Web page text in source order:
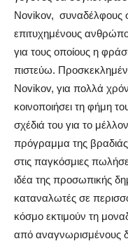
Novikov, συναδέλφους
επιτυχημένους
για τους οποίους η
πιστεύω.
Novikov, για πολλά
κοινοποιήσει τη φήμη
σχέδιά του για το
πρόγραμμα της
στις παγκόσμιες
ιδέα της προσωπικής
καταναλωτές σε
κόσμο εκτιμούν τη
από αναγνωρισμένους